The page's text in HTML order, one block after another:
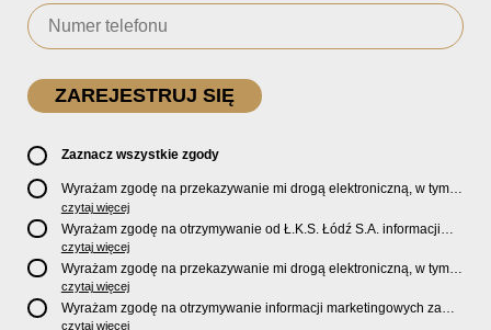
Zaznacz wszystkie zgody
Wyrażam zgodę na przekazywanie mi drogą elektroniczną, w tym
pocztą e-mail, oficjalnego newslettera oraz informacji o zniżkach,
promocjach, nowościach, biletach, karnetach, ofercie sklepu U2
Store oraz serwisu bilety.lkslodz.pl i innych produktach oraz
usługach oferowanych przez Ł.K.S. Łódź S.A.
czytaj więcej
Wyrażam zgodę na otrzymywanie od Ł.K.S. Łódź S.A. informacji
marketingowych dotyczących działalności spółki, ofert, wydarzeń i
produktów za pośrednictwem wiadomości SMS oraz połączeń
telefonicznych.
czytaj więcej
Wyrażam zgodę na przekazywanie mi drogą elektroniczną, w tym
pocztą e-mail, informacji handlowych i marketingowych o
produktach, usługach i działalnościSponsorów i PartnerówŁ.K.S.
Łódź S.A.
czytaj więcej
Wyrażam zgodę na otrzymywanie informacji marketingowych za
pośrednictwem wiadomości SMS oraz połączeń telefonicznych
czytaj więcej